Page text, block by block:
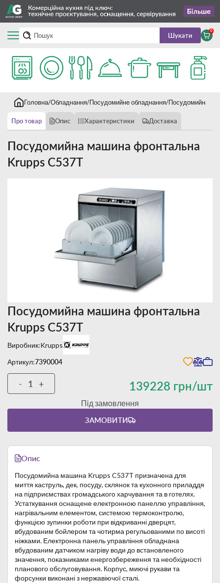
Шукати
0
Головна Обладнання Посудомийне обладнання Посудомийна
Про товар Опис Характеристики Доставка
Посудомийна машина фронтальна
Krupps C537T
Посудомийна машина фронтальна
Krupps C537T
Виробник:Krupps
Артикул:7390004
139228 грн/шт
- +
Під замовлення
ЗАМОВИТИ
Опис
Посудомийна машина Krupps C537T призначена для
миття каструль, дек, посуду, склянок та кухонного приладдя
на підприємствах громадського харчування та в готелях.
Устаткування оснащене електронною панеллю управління,
нагрівальним елементом, системою термоконтролю,
функцією зупинки роботи при відкриванні дверцят,
вбудованим бойлером та чотирма регульованими по висоті
ніжками. Електронна панель управління обладнана
вбудованим датчиком нагріву води до встановленого
значення, показниками енергозбереження та необхідності
планового обслуговування. Корпус, миючі рукави та
форсунки виконані з нержавіючої сталі.